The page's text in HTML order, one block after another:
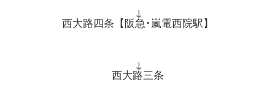
↓
西大路四条【阪急･嵐電西院駅】
↓
西大路三条